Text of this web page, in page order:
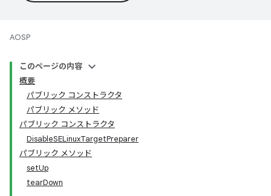
AOSP
このページの内容
概要
パブリック コンストラクタ
パブリック メソッド
パブリック コンストラクタ
DisableSELinuxTargetPreparer
パブリック メソッド
setUp
tearDown